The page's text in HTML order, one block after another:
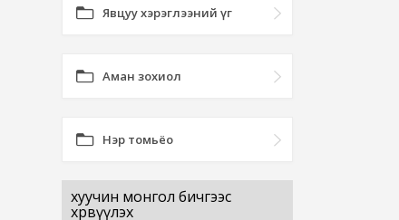
Явцуу хэрэглээний үг
Аман зохиол
Нэр томьёо
хуучин монгол бичгээс
хөрвүүлэх